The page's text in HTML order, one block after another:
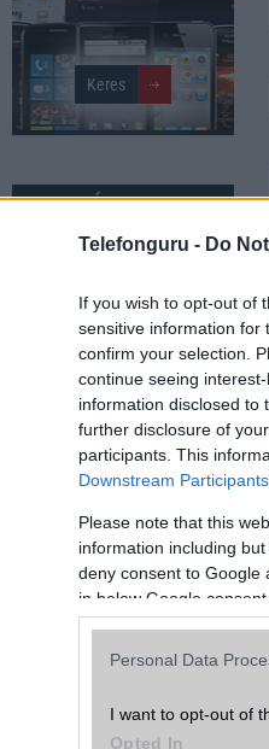
Telefonguru - Do
If you wish to opt-out of
sensitive information for
confirm your selection.
continue seeing
information disclosed to
further disclosure of
participants. This
Downstream Participants
Please note that this
information including
deny consent to Google
in below Google consent
Personal Data
I want to opt-out of
Opted In
SZAVAZÁS
Külső: 6.39
Tudás: 6.45
Minőség: 6.80
Értékelés: 6.55 | Szavazatok: 51
Szavazzon Ön is!
LINKEK
Samsung Galaxy
tapasztalatok